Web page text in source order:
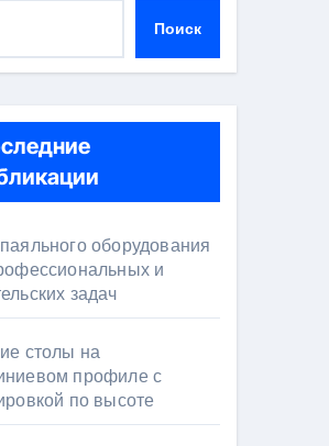
Поиск
оборудования
и
задач
столы на
профиле с
по высоте